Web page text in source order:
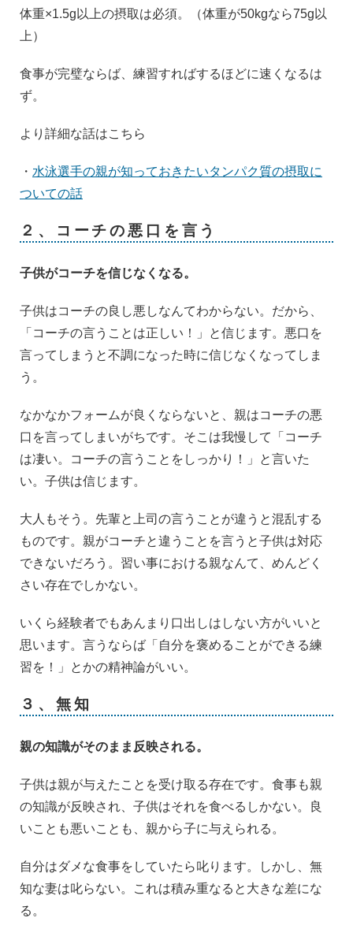
体重×1.5g以上の摂取は必須。（体重が50kgなら75g以
上）
食事が完璧ならば、練習すればするほどに速くなるは
ず。
より詳細な話はこちら
・ 水泳選手の親が知っておきたいタンパク質の摂取に
ついての話
２、コーチの悪口を言う
子供がコーチを信じなくなる。
子供はコーチの良し悪しなんてわからない。だから、
「コーチの言うことは正しい！」と信じます。悪口を
言ってしまうと不調になった時に信じなくなってしま
う。
なかなかフォームが良くならないと、親はコーチの悪
口を言ってしまいがちです。そこは我慢して「コーチ
は凄い。コーチの言うことをしっかり！」と言いた
い。子供は信じます。
大人もそう。先輩と上司の言うことが違うと混乱する
ものです。親がコーチと違うことを言うと子供は対応
できないだろう。習い事における親なんて、めんどく
さい存在でしかない。
いくら経験者でもあんまり口出しはしない方がいいと
思います。言うならば「自分を褒めることができる練
習を！」とかの精神論がいい。
３、無知
親の知識がそのまま反映される。
子供は親が与えたことを受け取る存在です。食事も親
の知識が反映され、子供はそれを食べるしかない。良
いことも悪いことも、親から子に与えられる。
自分はダメな食事をしていたら叱ります。しかし、無
知な妻は叱らない。これは積み重なると大きな差にな
る。